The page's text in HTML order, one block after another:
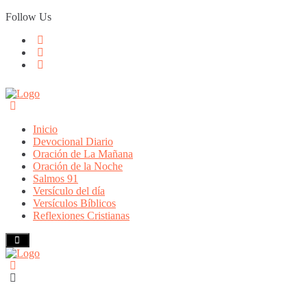
Skip
to
Follow Us
Inicio
Devocional Diario
Oración de La Mañana
Oración de la Noche
Salmos 91
Versículo del día
Versículos Bíblicos
Reflexiones Cristianas